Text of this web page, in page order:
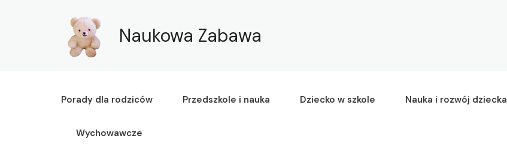
Naukowa Zabawa
Porady dla rodziców Przedszkole i nauka Dziecko w szkole Nauka i rozwój dziecka
Wychowawcze